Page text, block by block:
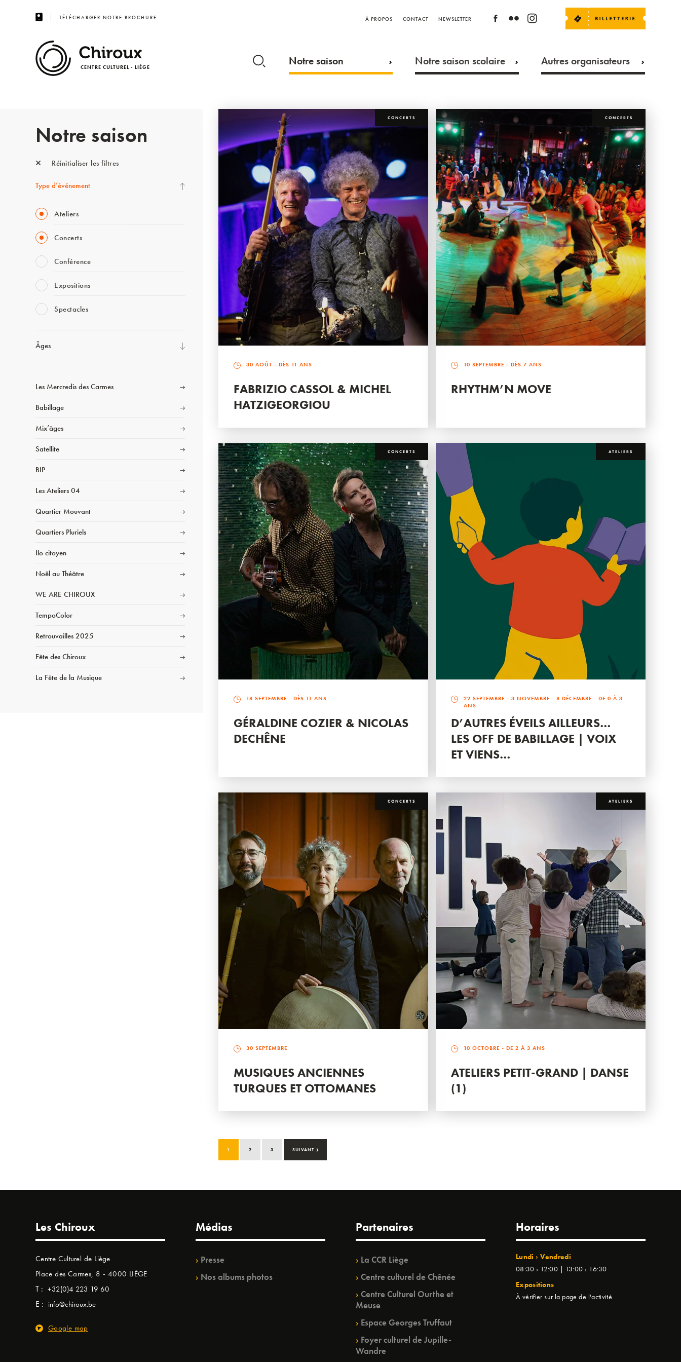
TÉLÉCHARGER NOTRE BROCHURE À PROPOS CONTACT NEWSLETTER
CENTRE CULTUREL - LIÈGE Notre saison Notre saison scolaire Autres organisateurs
Notre saison
Réinitialiser les filtres
Type d’événement
Ateliers
Concerts
Conférence
Expositions
Spectacles
Âges
Les Mercredis des Carmes
Babillage
Mix’âges
Satellite
BIP
Les Ateliers 04
Quartier Mouvant
Quartiers Pluriels
Ilo citoyen
Noël au Théâtre
WE ARE CHIROUX
TempoColor
Retrouvailles 2025
Fête des Chiroux
La Fête de la Musique
CONCERTS
30 AOÛT - DÈS 11 ANS
FABRIZIO CASSOL & MICHEL
HATZIGEORGIOU
CONCERTS
10 SEPTEMBRE - DÈS 7 ANS
RHYTHM’N MOVE
CONCERTS
18 SEPTEMBRE - DÈS 11 ANS
GÉRALDINE COZIER & NICOLAS
DECHÊNE
ATELIERS
22 SEPTEMBRE -3 NOVEMBRE -8 DÉCEMBRE - DE 0 À 3
ANS
D’AUTRES ÉVEILS AILLEURS…
LES OFF DE BABILLAGE | VOIX
ET VIENS…
CONCERTS
30 SEPTEMBRE
MUSIQUES ANCIENNES
TURQUES ET OTTOMANES
ATELIERS
10 OCTOBRE - DE 2 À 3 ANS
ATELIERS PETIT-GRAND | DANSE
(1)
1 2 3 SUIVANT ›
Les Chiroux
Centre Culturel de Liège
Place des Carmes, 8 - 4000 LIÈGE
T : +32(0)4 223 19 60
E : info@chiroux.be
Google map
Médias
Presse
Nos albums photos
Partenaires
La CCR Liège
Centre culturel de Chênée
Centre Culturel Ourthe et
Meuse
Espace Georges Truffaut
Foyer culturel de Jupille-
Wandre
Horaires
Lundi › Vendredi
08:30 › 12:00 | 13:00 › 16:30
Expositions
À vérifier sur la page de l'activité